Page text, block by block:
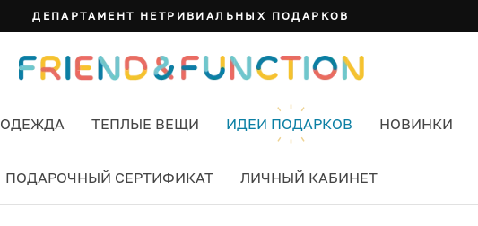
ДЕПАРТАМЕНТ НЕТРИВИАЛЬНЫХ ПОДАРКОВ
ОДЕЖДА ТЕПЛЫЕ ВЕЩИ ИДЕИ ПОДАРКОВ НОВИНКИ
ПОДАРОЧНЫЙ СЕРТИФИКАТ ЛИЧНЫЙ КАБИНЕТ